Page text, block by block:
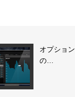
オプショ
の…